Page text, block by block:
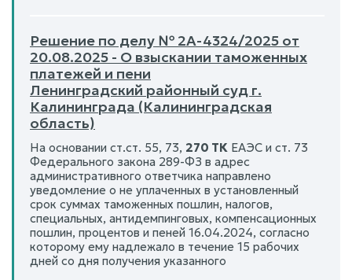
Решение по делу № 2А-4324/2025 от
20.08.2025 - О взыскании таможенных
платежей и пени
Ленинградский районный суд г.
Калининграда (Калининградская
область)
На основании ст.ст. 55, 73, 270 ТК ЕАЭС и ст. 73
Федерального закона 289-ФЗ в адрес
административного ответчика направлено
уведомление о не уплаченных в установленный
срок суммах таможенных пошлин, налогов,
специальных, антидемпинговых, компенсационных
пошлин, процентов и пеней 16.04.2024, согласно
которому ему надлежало в течение 15 рабочих
дней со дня получения указанного